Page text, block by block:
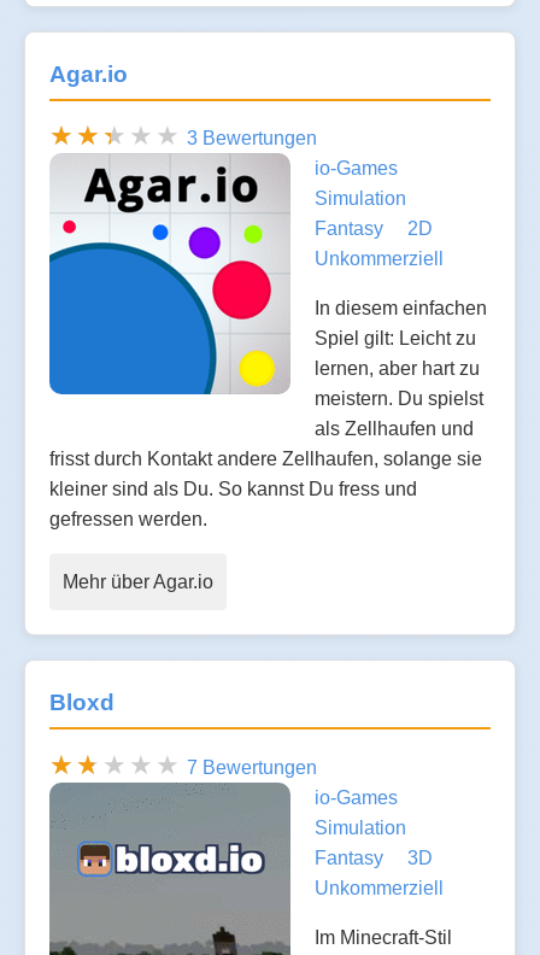
Agar.io
3 Bewertungen
io-Games
Simulation
Fantasy
2D
Unkommerziell
In diesem einfachen
Spiel gilt: Leicht zu
lernen, aber hart zu
meistern. Du spielst
als Zellhaufen und
frisst durch Kontakt andere Zellhaufen, solange sie
kleiner sind als Du. So kannst Du fress und
gefressen werden.
Mehr über Agar.io
Bloxd
7 Bewertungen
io-Games
Simulation
Fantasy
3D
Unkommerziell
Im Minecraft-Stil